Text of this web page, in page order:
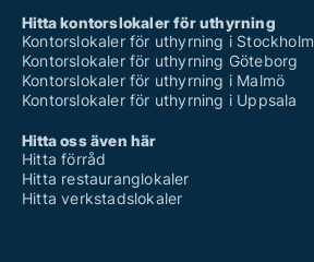
Hitta kontorslokaler för uthyrning
Kontorslokaler för uthyrning i Stockholm
Kontorslokaler för uthyrning Göteborg
Kontorslokaler för uthyrning i Malmö
Kontorslokaler för uthyrning i Uppsala
Hitta oss även här
Hitta förråd
Hitta restauranglokaler
Hitta verkstadslokaler